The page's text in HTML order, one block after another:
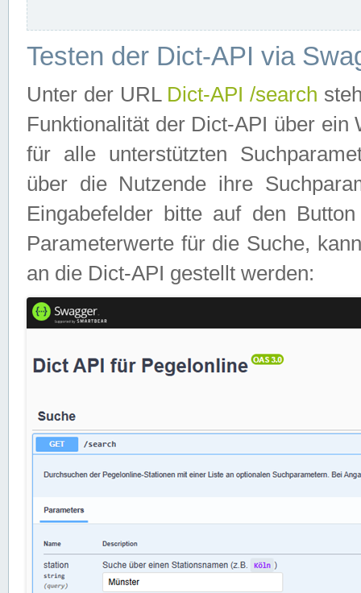
Testen der Dict-API via
Unter der URL Dict-API /search
Funktionalität der Dict-API über
für alle unterstützten
über die Nutzende ihre
Eingabefelder bitte auf den
Parameterwerte für die Suche,
an die Dict-API gestellt werden: